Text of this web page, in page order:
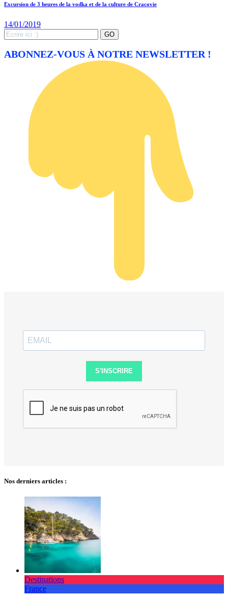
Excursion de 3 heures de la vodka et de la culture de Cracovie
14/01/2019
Search
for:
GO
ABONNEZ-VOUS À NOTRE NEWSLETTER !
S'INSCRIRE
Nos derniers articles :
Destinations
France